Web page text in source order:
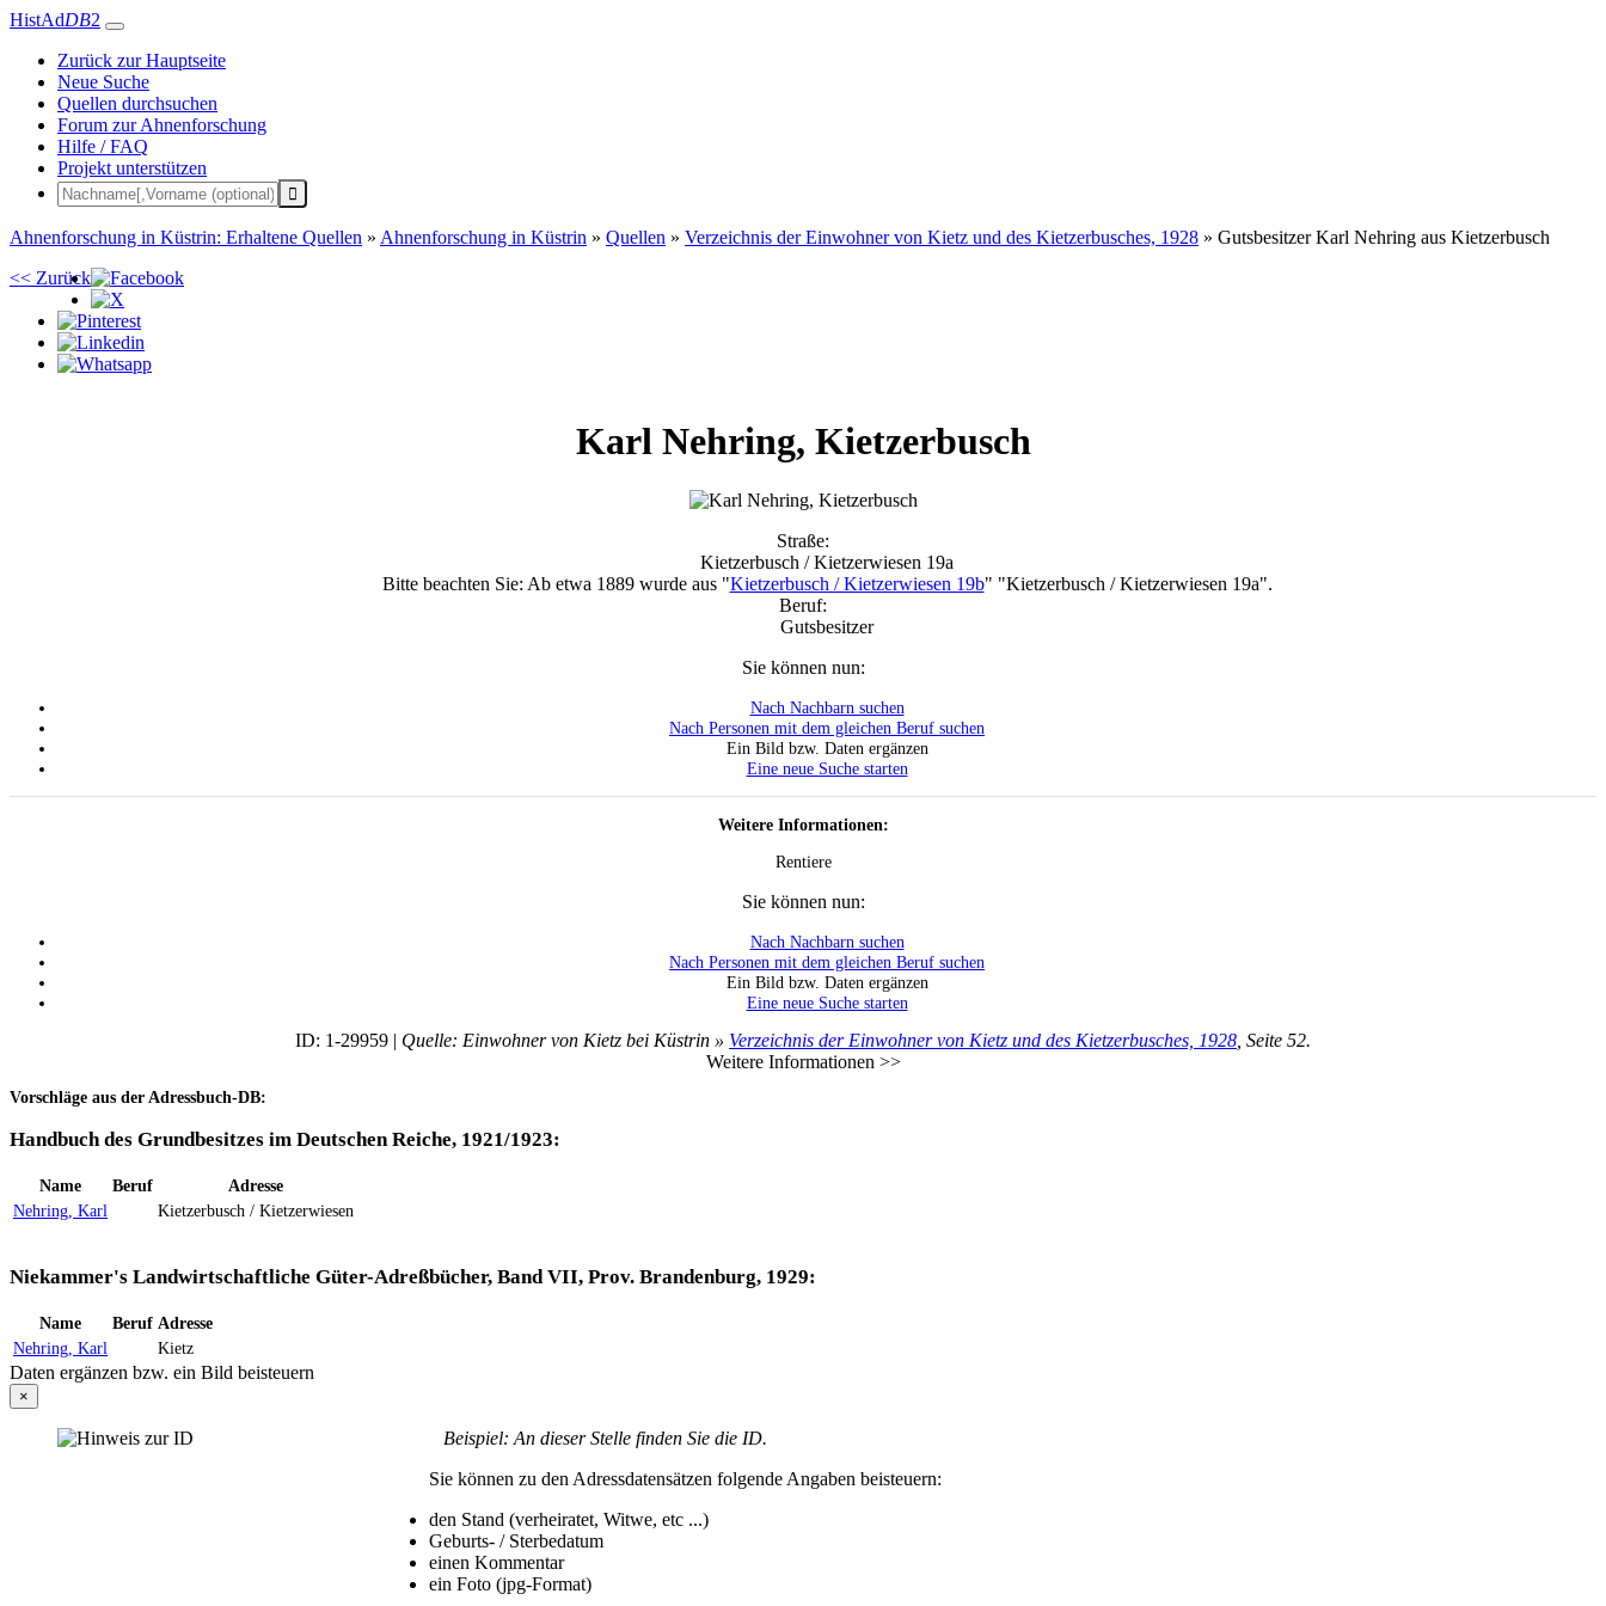
HistAdDB2
Zurück zur Hauptseite
Neue Suche
Quellen durchsuchen
Forum zur Ahnenforschung
Hilfe / FAQ
Projekt unterstützen
Ahnenforschung in Küstrin: Erhaltene Quellen » Ahnenforschung in Küstrin » Quellen » Verzeichnis der Einwohner von Kietz und des Kietzerbusches, 1928 » Gutsbesitzer Karl Nehring aus Kietzerbusch
<< Zurück
Karl Nehring, Kietzerbusch
Straße:
Kietzerbusch / Kietzerwiesen 19a
Bitte beachten Sie: Ab etwa 1889 wurde aus "Kietzerbusch / Kietzerwiesen 19b" "Kietzerbusch / Kietzerwiesen 19a".
Beruf:
Gutsbesitzer
Sie können nun:
Nach Nachbarn suchen
Nach Personen mit dem gleichen Beruf suchen
Ein Bild bzw. Daten ergänzen
Eine neue Suche starten
Weitere Informationen:
Rentiere
Sie können nun:
Nach Nachbarn suchen
Nach Personen mit dem gleichen Beruf suchen
Ein Bild bzw. Daten ergänzen
Eine neue Suche starten
ID: 1-29959 | Quelle: Einwohner von Kietz bei Küstrin » Verzeichnis der Einwohner von Kietz und des Kietzerbusches, 1928, Seite 52.
Weitere Informationen >>
Vorschläge aus der Adressbuch-DB:
Handbuch des Grundbesitzes im Deutschen Reiche, 1921/1923:
Name Beruf
Adresse
Nehring, Karl
Kietzerbusch / Kietzerwiesen
Niekammer's Landwirtschaftliche Güter-Adreßbücher, Band VII, Prov. Brandenburg, 1929:
Name Beruf Adresse
Nehring, Karl
Kietz
Daten ergänzen bzw. ein Bild beisteuern
×
Beispiel: An dieser Stelle finden Sie die ID.
Sie können zu den Adressdatensätzen folgende Angaben beisteuern:
den Stand (verheiratet, Witwe, etc ...)
Geburts- / Sterbedatum
einen Kommentar
ein Foto (jpg-Format)